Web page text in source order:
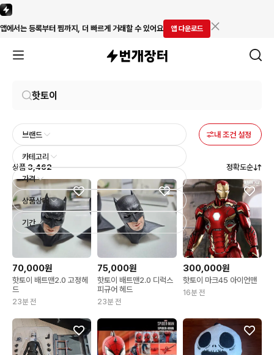
앱에서는 등록부터 찜까지, 더 빠르게 거래할 수 있어요 앱 다운로드
브랜드
카테고리
가격
상품상태
기간
내 조건 설정
상품 3,462 정확도순
70,000원
핫토이 배트맨2.0 고정헤
드
23분 전
75,000원
핫토이 배트맨2.0 디럭스
피규어 헤드
23분 전
300,000원
핫토이 마크45 아이언맨
16분 전